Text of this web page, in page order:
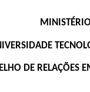
DE RELAÇÕES